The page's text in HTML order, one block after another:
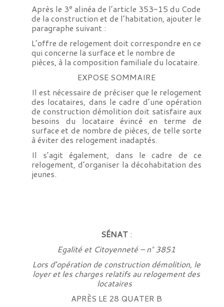
Après le 3e alinéa de l’article 353-15 du Code
de la construction et de l’habitation, ajouter le
paragraphe suivant :
L’offre de relogement doit correspondre en ce
qui concerne la surface et le nombre de
pièces, à la composition familiale du locataire.
EXPOSE SOMMAIRE
Il est nécessaire de préciser que le relogement
des locataires, dans le cadre d’une opération
de construction démolition doit satisfaire aux
besoins du locataire évincé en terme de
surface et de nombre de pièces, de telle sorte
à éviter des relogement inadaptés.
Il s’agit également, dans le cadre de ce
relogement, d’organiser la décohabitation des
jeunes.
SÉNAT:
Egalité et Citoyenneté – n° 3851
Lors d’opération de construction démolition, le
loyer et les charges relatifs au relogement des
locataires
APRÈS LE 28 QUATER B